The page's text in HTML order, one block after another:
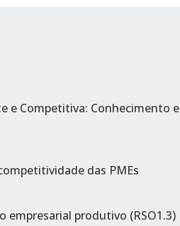
e Competitiva: Conhecimento e
das PMEs
empresarial produtivo (RSO1.3)